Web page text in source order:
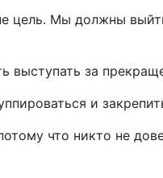
цель. Мы должны
выступать за
и
что никто не